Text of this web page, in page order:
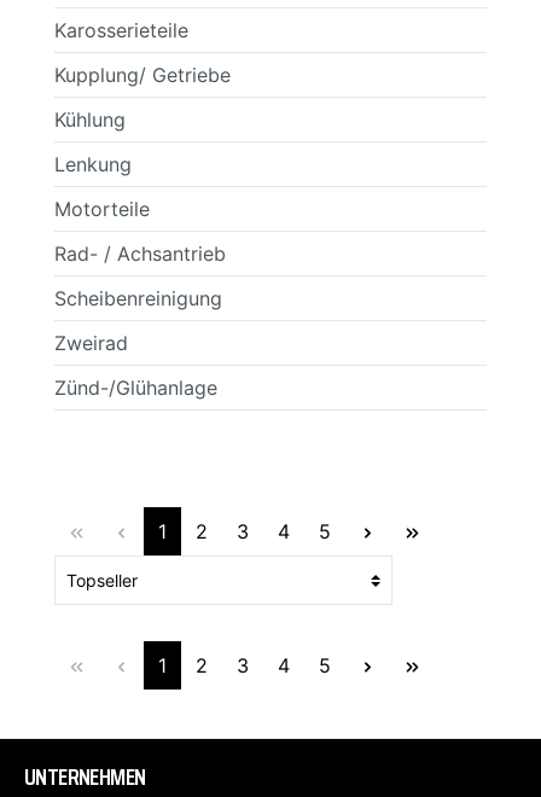
Karosserieteile
Kupplung/ Getriebe
Kühlung
Lenkung
Motorteile
Rad- / Achsantrieb
Scheibenreinigung
Zweirad
Zünd-/Glühanlage
1 2 3 4 5
1 2 3 4 5
UNTERNEHMEN